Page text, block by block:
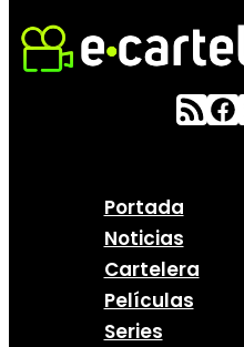
Portada
Noticias
Cartelera
Películas
Series